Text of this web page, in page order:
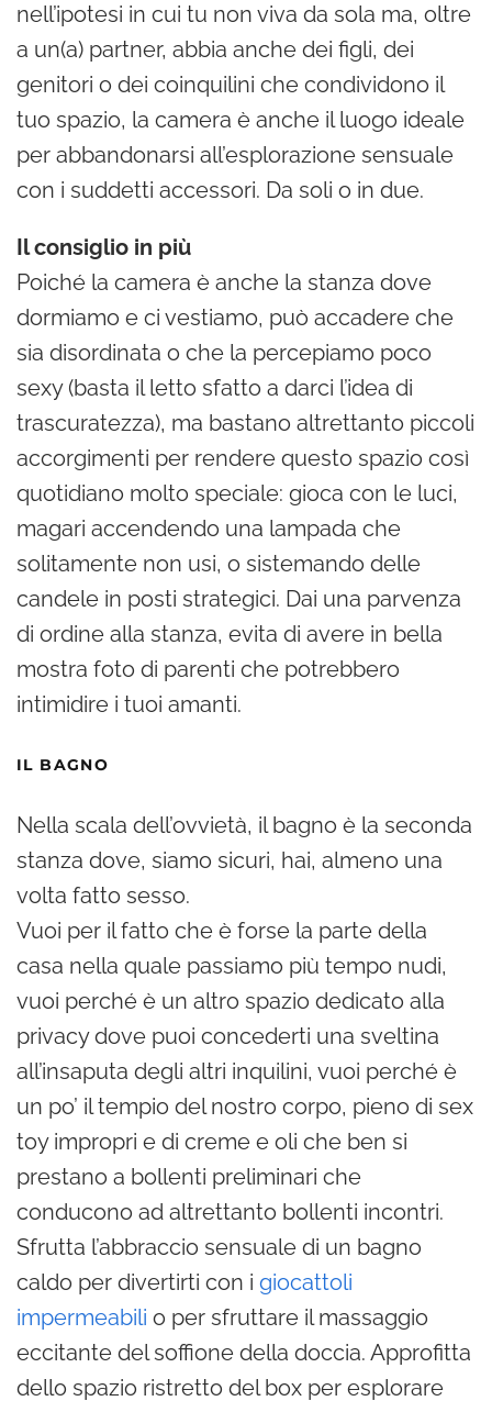
nell’ipotesi in cui tu non viva da sola ma, oltre
a un(a) partner, abbia anche dei figli, dei
genitori o dei coinquilini che condividono il
tuo spazio, la camera è anche il luogo ideale
per abbandonarsi all’esplorazione sensuale
con i suddetti accessori. Da soli o in due.
Il consiglio in più
Poiché la camera è anche la stanza dove
dormiamo e ci vestiamo, può accadere che
sia disordinata o che la percepiamo poco
sexy (basta il letto sfatto a darci l’idea di
trascuratezza), ma bastano altrettanto piccoli
accorgimenti per rendere questo spazio così
quotidiano molto speciale: gioca con le luci,
magari accendendo una lampada che
solitamente non usi, o sistemando delle
candele in posti strategici. Dai una parvenza
di ordine alla stanza, evita di avere in bella
mostra foto di parenti che potrebbero
intimidire i tuoi amanti.
IL BAGNO
Nella scala dell’ovvietà, il bagno è la seconda
stanza dove, siamo sicuri, hai, almeno una
volta fatto sesso.
Vuoi per il fatto che è forse la parte della
casa nella quale passiamo più tempo nudi,
vuoi perché è un altro spazio dedicato alla
privacy dove puoi concederti una sveltina
all’insaputa degli altri inquilini, vuoi perché è
un po’ il tempio del nostro corpo, pieno di sex
toy impropri e di creme e oli che ben si
prestano a bollenti preliminari che
conducono ad altrettanto bollenti incontri.
Sfrutta l’abbraccio sensuale di un bagno
caldo per divertirti con i giocattoli
impermeabili o per sfruttare il massaggio
eccitante del soffione della doccia. Approfitta
dello spazio ristretto del box per esplorare